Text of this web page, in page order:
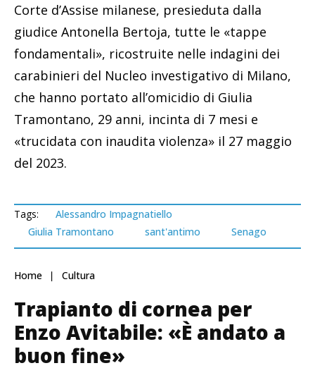
Corte d’Assise milanese, presieduta dalla
giudice Antonella Bertoja, tutte le «tappe
fondamentali», ricostruite nelle indagini dei
carabinieri del Nucleo investigativo di Milano,
che hanno portato all’omicidio di Giulia
Tramontano, 29 anni, incinta di 7 mesi e
«trucidata con inaudita violenza» il 27 maggio
del 2023.
Tags:
Alessandro Impagnatiello
Giulia Tramontano
sant'antimo Senago
Home Cultura
Trapianto di cornea per
Enzo Avitabile: «È andato a
buon fine»